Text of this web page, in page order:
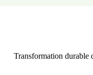
Transformation durable